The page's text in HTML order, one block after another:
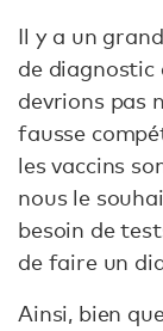
Il y a un
de
devrions pas
fausse
les vaccins
nous le
besoin de
de faire un
Ainsi, bien